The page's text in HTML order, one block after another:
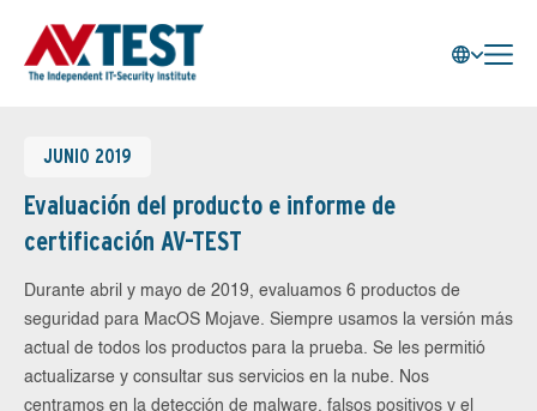
JUNIO 2019
Evaluación del producto e informe de
certificación AV-TEST
Durante abril y mayo de 2019, evaluamos 6 productos de
seguridad para MacOS Mojave. Siempre usamos la versión más
actual de todos los productos para la prueba. Se les permitió
actualizarse y consultar sus servicios en la nube. Nos
centramos en la detección de malware, falsos positivos y el